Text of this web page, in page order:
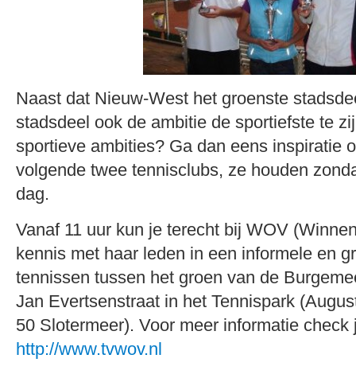
Naast dat Nieuw-West het groenste
stadsdeel ook de ambitie de sportiefste te
sportieve ambities? Ga dan eens inspiratie
volgende twee tennisclubs, ze houden
dag.
Vanaf 11 uur kun je terecht bij WOV
kennis met haar leden in een informele en
tennissen tussen het groen van de
Jan Evertsenstraat in het Tennispark
50 Slotermeer). Voor meer informatie check
http://www.tvwov.nl